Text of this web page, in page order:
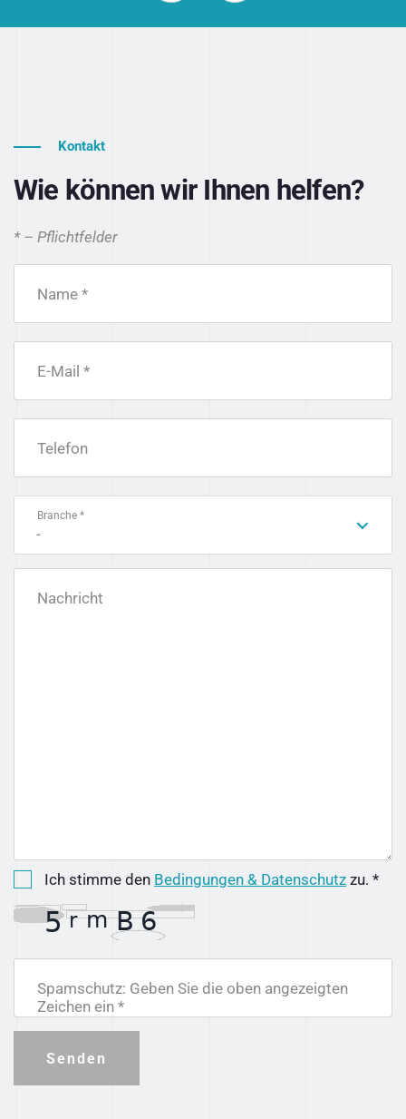
Kontakt
Wie können wir Ihnen helfen?
* – Pflichtfelder
Name *
E-Mail *
Telefon
Branche *
-
Nachricht
Ich stimme den Bedingungen & Datenschutz zu. *
Spamschutz: Geben Sie die oben angezeigten
Zeichen ein *
Senden